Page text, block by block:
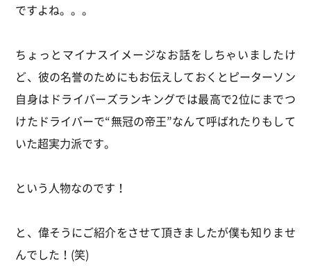
ですよね。。。
ちょっとマイナスイメージなお話をしちゃいましたけ
ど、彼の名誉のためにもお伝えしておくとピーターソン
自身はドライバーズランキングでは最高で2位にまでつ
けたドライバーで“無冠の帝王”なんて呼ばれたりもして
いた超実力派です。
という人物なのです！
と、偉そうにご紹介をさせて頂きましたが僕も知りませ
んでした！(笑)